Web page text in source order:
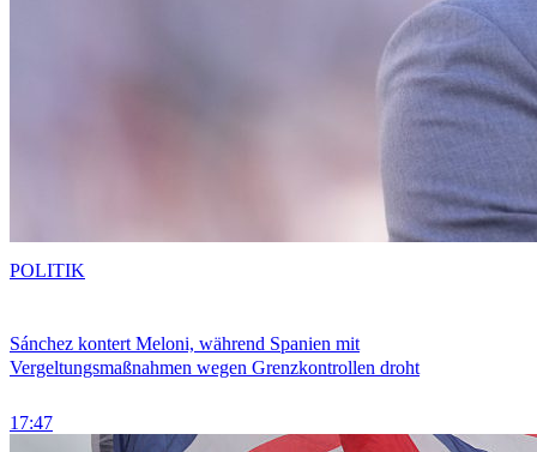
Sánchez kontert Meloni, während Spanien mit
Vergeltungsmaßnahmen wegen Grenzkontrollen droht
17:47
POLITIK